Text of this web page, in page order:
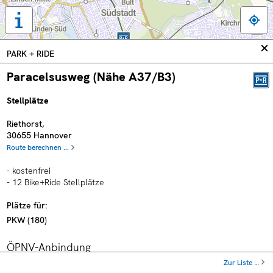
Tastaturbedienung,
Legende
und
weitere
Informationen
anzeigen
PARK + RIDE
Paracelsusweg (Nähe A37/B3)
Stellplätze
Riethorst,
30655 Hannover
Route berechnen ...
- kostenfrei
- 12 Bike+Ride Stellplätze
Plätze für:
PKW (180)
ÖPNV-Anbindung
Zur Liste …